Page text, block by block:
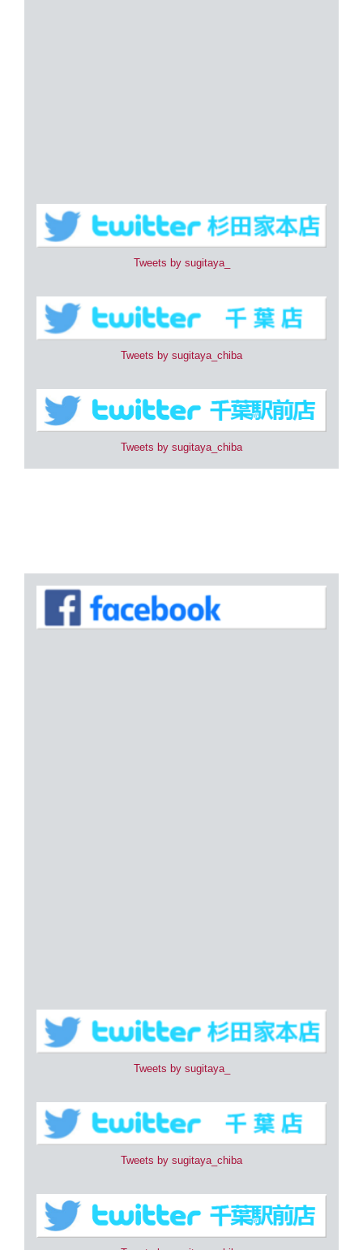
Tweets by sugitaya_
Tweets by sugitaya_chiba
Tweets by sugitaya_chiba
Tweets by sugitaya_
Tweets by sugitaya_chiba